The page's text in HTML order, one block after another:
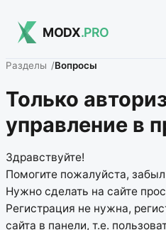
MODX.PRO
Разделы Вопросы
Только
управление в
Здравствуйте!
Помогите пожалуйста,
Нужно сделать на сайте
Регистрация не нужна,
сайта в панели, т.е.